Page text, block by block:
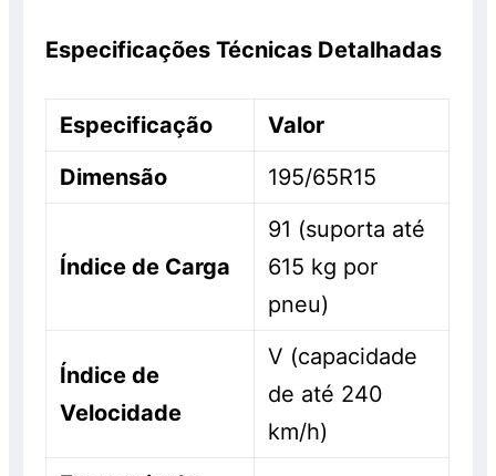
Especificações Técnicas Detalhadas
Especificação
Valor
Dimensão
195/65R15
Índice de Carga
91 (suporta até
615 kg por
pneu)
Índice de
Velocidade
V (capacidade
de até 240
km/h)